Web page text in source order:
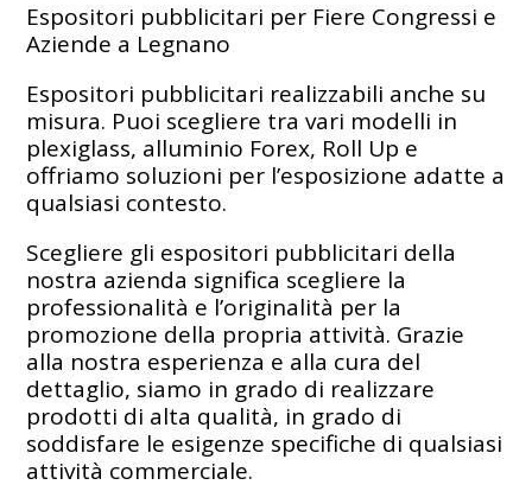
Espositori pubblicitari per Fiere Congressi e
Aziende a Legnano
Espositori pubblicitari realizzabili anche su
misura. Puoi scegliere tra vari modelli in
plexiglass, alluminio Forex, Roll Up e
offriamo soluzioni per l’esposizione adatte a
qualsiasi contesto.
Scegliere gli espositori pubblicitari della
nostra azienda significa scegliere la
professionalità e l’originalità per la
promozione della propria attività. Grazie
alla nostra esperienza e alla cura del
dettaglio, siamo in grado di realizzare
prodotti di alta qualità, in grado di
soddisfare le esigenze specifiche di qualsiasi
attività commerciale.